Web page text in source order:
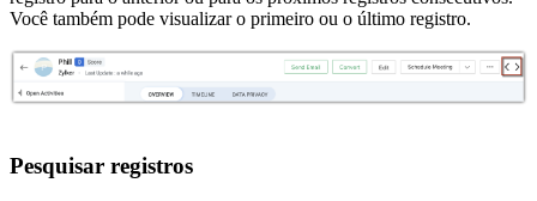
Você também pode visualizar o primeiro ou o último registro.
Pesquisar registros